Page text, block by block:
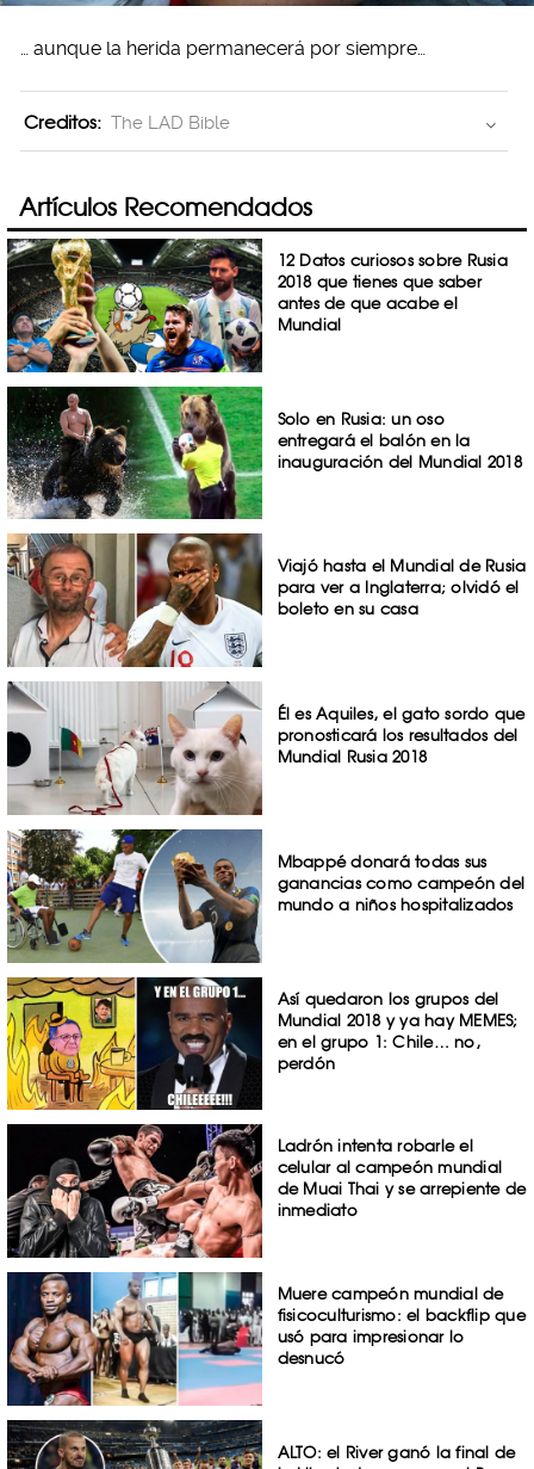
… aunque la herida permanecerá por siempre…
Creditos: The LAD Bible
Artículos Recomendados
12 Datos curiosos sobre Rusia
2018 que tienes que saber
antes de que acabe el
Mundial
Solo en Rusia: un oso
entregará el balón en la
inauguración del Mundial 2018
Viajó hasta el Mundial de Rusia
para ver a Inglaterra; olvidó el
boleto en su casa
Él es Aquiles, el gato sordo que
pronosticará los resultados del
Mundial Rusia 2018
Mbappé donará todas sus
ganancias como campeón del
mundo a niños hospitalizados
Así quedaron los grupos del
Mundial 2018 y ya hay MEMES;
en el grupo 1: Chile… no,
perdón
Ladrón intenta robarle el
celular al campeón mundial
de Muai Thai y se arrepiente de
inmediato
Muere campeón mundial de
fisicoculturismo: el backflip que
usó para impresionar lo
desnucó
ALTO: el River ganó la final de